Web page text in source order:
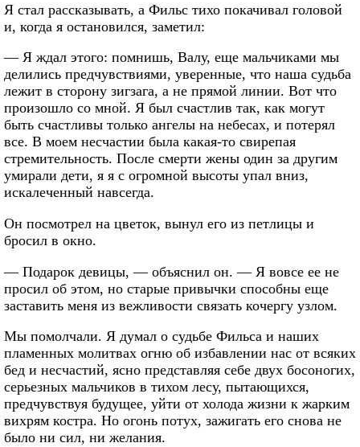
Я стал рассказывать, а Фильс тихо покачивал головой
и, когда я остановился, заметил:
— Я ждал этого: помнишь, Валу, еще мальчиками мы
делились предчувствиями, уверенные, что наша судьба
лежит в сторону зигзага, а не прямой линии. Вот что
произошло со мной. Я был счастлив так, как могут
быть счастливы только ангелы на небесах, и потерял
все. В моем несчастии была какая-то свирепая
стремительность. После смерти жены один за другим
умирали дети, я я с огромной высоты упал вниз,
искалеченный навсегда.
Он посмотрел на цветок, вынул его из петлицы и
бросил в окно.
— Подарок девицы, — объяснил он. — Я вовсе ее не
просил об этом, но старые привычки способны еще
заставить меня из вежливости связать кочергу узлом.
Мы помолчали. Я думал о судьбе Фильса и наших
пламенных молитвах огню об избавлении нас от всяких
бед и несчастий, ясно представляя себе двух босоногих,
серьезных мальчиков в тихом лесу, пытающихся,
предчувствуя будущее, уйти от холода жизни к жарким
вихрям костра. Но огонь потух, зажигать его снова не
было ни сил, ни желания.